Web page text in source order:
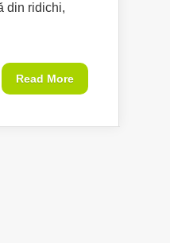
din ridichi,
Read More